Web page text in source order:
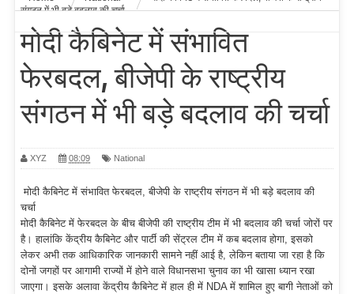
संगठन में भी बड़े बदलाव की चर्चा
मोदी कैबिनेट में संभावित
फेरबदल, बीजेपी के राष्ट्रीय
संगठन में भी बड़े बदलाव की चर्चा
XYZ 08:09 National
मोदी कैबिनेट में संभावित फेरबदल, बीजेपी के राष्ट्रीय संगठन में भी बड़े बदलाव की
चर्चा
मोदी कैबिनेट में फेरबदल के बीच बीजेपी की राष्ट्रीय टीम में भी बदलाव की चर्चा जोरों पर
है। हालांकि केंद्रीय कैबिनेट और पार्टी की सेंट्रल टीम में कब बदलाव होगा, इसको
लेकर अभी तक आधिकारिक जानकारी सामने नहीं आई है, लेकिन बताया जा रहा है कि
दोनों जगहों पर आगामी राज्यों में होने वाले विधानसभा चुनाव का भी खासा ध्यान रखा
जाएगा। इसके अलावा केंद्रीय कैबिनेट में हाल ही में NDA में शामिल हुए बागी नेताओं को